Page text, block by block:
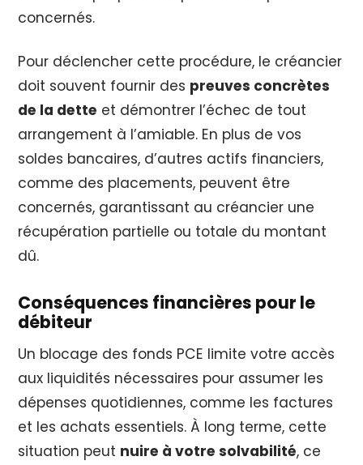
concernés.
Pour déclencher cette procédure, le créancier
doit souvent fournir des preuves concrètes
de la dette et démontrer l’échec de tout
arrangement à l’amiable. En plus de vos
soldes bancaires, d’autres actifs financiers,
comme des placements, peuvent être
concernés, garantissant au créancier une
récupération partielle ou totale du montant
dû.
Conséquences financières pour le
débiteur
Un blocage des fonds PCE limite votre accès
aux liquidités nécessaires pour assumer les
dépenses quotidiennes, comme les factures
et les achats essentiels. À long terme, cette
situation peut nuire à votre solvabilité, ce